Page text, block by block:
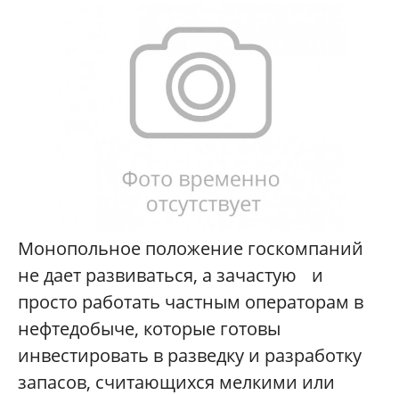
Монопольное положение госкомпаний
не дает развиваться, а зачастую
и
просто работать частным операторам в
нефтедобыче, которые готовы
инвестировать в разведку и разработку
запасов, считающихся мелкими или